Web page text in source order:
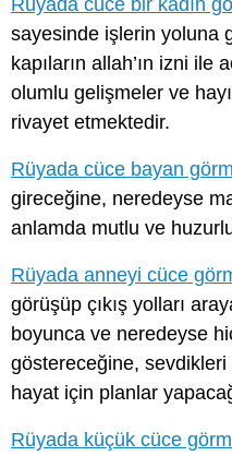
sayesinde işlerin yoluna
kapıların allah’ın izni ile
olumlu gelişmeler ve
rivayet etmektedir.
Rüyada cüce bayan
gireceğine, neredeyse
anlamda mutlu ve
Rüyada anneyi cüce
görüşüp çıkış yolları
boyunca ve neredeyse
göstereceğine,
hayat için planlar
Rüyada küçük cüce